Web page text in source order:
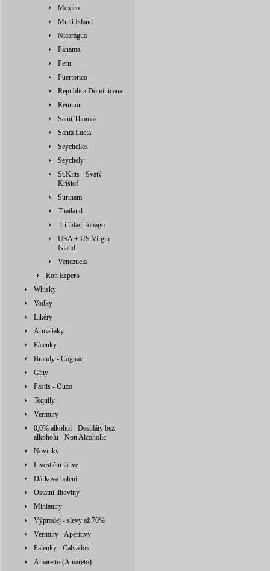
Mexico
Multi Island
Nicaragua
Panama
Peru
Puertorico
Republica Dominicana
Reunion
Saint Thomas
Santa Lucia
Seychelles
Seychely
St.Kitts - Svatý
Krištof
Surinam
Thailand
Trinidad Tobago
USA + US Virgin
Island
Venezuela
Ron Espero
Whisky
Vodky
Likéry
Armaňaky
Pálenky
Brandy - Cognac
Giny
Pastis - Ouzo
Tequily
Vermuty
0,0% alkohol - Destiláty bez
alkoholu - Non Alcoholic
Novinky
Investiční láhve
Dárková balení
Ostatní lihoviny
Miniatury
Výprodej - slevy až 70%
Vermuty - Aperitivy
Pálenky - Calvados
Amaretto (Amareto)